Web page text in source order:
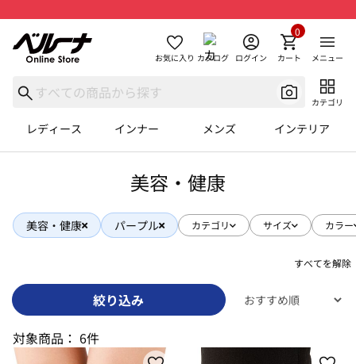
お気に入り カタログ ログイン カート
0
メニュー
カテゴリ
レディース インナー メンズ インテリア
美容・健康
美容・健康 パープル カテゴリ サイズ カラー
すべてを解除
絞り込み
対象商品： 6件